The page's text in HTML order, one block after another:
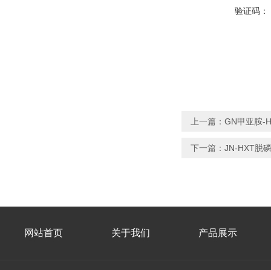
验证码：
上一篇： GN甲亚胺-
下一篇： JN-HXT脱
网站首页 关于我们 产品展示